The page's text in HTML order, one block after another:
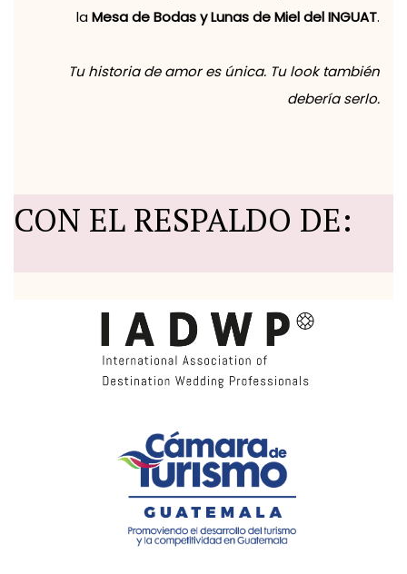
laMesa de Bodas y Lunas de Miel del INGUAT.
Tu historia de amor es única. Tu look también
debería serlo.
CON EL RESPALDO DE: